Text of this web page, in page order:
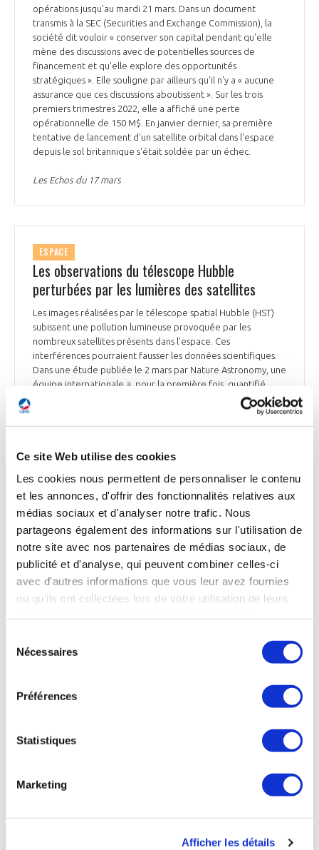
Ce site Web utilise des cookies
Les cookies nous permettent de personnaliser le contenu
et les annonces, d'offrir des fonctionnalités relatives aux
médias sociaux et d'analyser notre trafic. Nous
partageons également des informations sur l'utilisation de
notre site avec nos partenaires de médias sociaux, de
publicité et d'analyse, qui peuvent combiner celles-ci
avec d'autres informations que vous leur avez fournies
ou qu'ils ont collectées lors de votre utilisation de leurs
Nécessaires
Préférences
Statistiques
Marketing
Afficher les détails
opérations jusqu'au mardi 21 mars. Dans un document
transmis à la SEC (Securities and Exchange Commission), la
société dit vouloir « conserver son capital pendant qu'elle
mène des discussions avec de potentielles sources de
financement et qu'elle explore des opportunités
stratégiques ». Elle souligne par ailleurs qu'il n'y a « aucune
assurance que ces discussions aboutissent ». Sur les trois
premiers trimestres 2022, elle a affiché une perte
opérationnelle de 150 M$. En janvier dernier, sa première
tentative de lancement d'un satellite orbital dans l'espace
depuis le sol britannique s'était soldée par un échec.
Les Echos du 17 mars
ESPACE
Les observations du télescope Hubble
perturbées par les lumières des satellites
Les images réalisées par le télescope spatial Hubble (HST)
subissent une pollution lumineuse provoquée par les
nombreux satellites présents dans l’espace. Ces
interférences pourraient fausser les données scientifiques.
Dans une étude publiée le 2 mars par Nature Astronomy, une
équipe internationale a, pour la première fois, quantifié
cette pollution particulière pour le HST. Sur plus de 150 000
images enregistrées entre 2002 et 2021 par deux des
instruments de Hubble, 2,7% des clichés contenaient au
augmentent dans le temps, avec notamment l’arrivée des
souligne que si les mégaconstellations croissent au rythme
prévu, entre 60 000 et 100 000 satellites évolueront en
orbite basse d’ici une décennie, contre quelques milliers
aujourd’hui. La probabilité qu’un d’entre eux se trouve dans
Le Monde du 17 mars
Le CNES de Toulouse ouvre ses portes au
Le 13 avril prochain, la Cité de l’espace organise plusieurs
formidable pour permettre au plus grand nombre d’accéder
indique Lionel Suchet, Directeur général délégué du CNES.
L’offre est réservée aux entreprises, associations et